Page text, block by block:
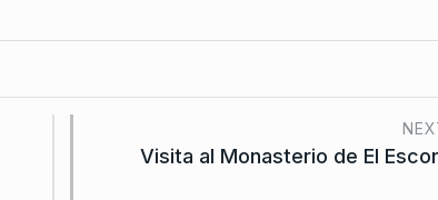
Visita al Monasterio de El